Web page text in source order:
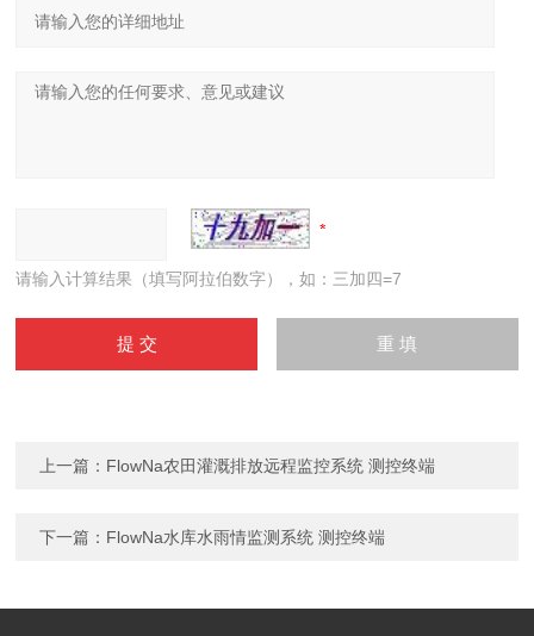
请输入计算结果（填写阿拉伯数字），如：三加四=7
上一篇： FlowNa农田灌溉排放远程监控系统 测控终端
下一篇： FlowNa水库水雨情监测系统 测控终端